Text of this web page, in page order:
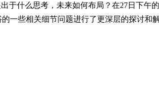
于什么思考，未来如何布局？在27日下午
一些相关细节问题进行了更深层的探讨和解